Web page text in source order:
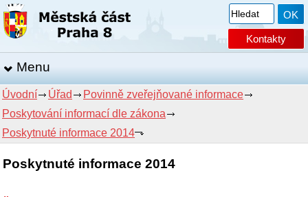
Kontakty
Menu
Úvodní Úřad
Povinně zveřejňované informace
Poskytování informací dle zákona
Poskytnuté informace 2014
Poskytnuté informace 2014